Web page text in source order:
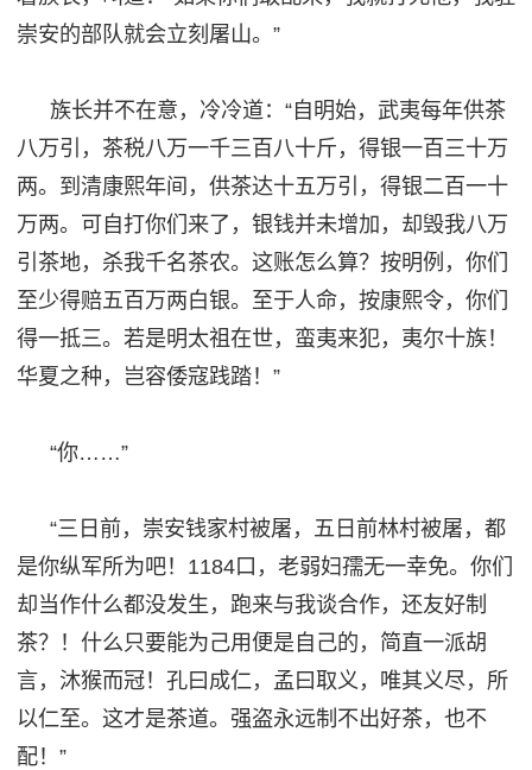
崇安的部队就会立刻屠山。”
族长并不在意，冷冷道： “自明始，武夷每年供茶
八万引，茶税八万一千三百八十斤，得银一百三十万
两。到清康熙年间，供茶达十五万引，得银二百一十
万两。可自打你们来了，银钱并未增加，却毁我八万
引茶地，杀我千名茶农。这账怎么算？按明例，你们
至少得赔五百万两白银。至于人命，按康熙令，你们
得一抵三。若是明太祖在世，蛮夷来犯，夷尔十族！
华夏之种，岂容倭寇践踏！”
“你……”
“三日前，崇安钱家村被屠，五日前林村被屠，都
是你纵军所为吧！1184口，老弱妇孺无一幸免。你们
却当作什么都没发生，跑来与我谈合作，还友好制
茶？！什么只要能为己用便是自己的，简直一派胡
言，沐猴而冠！孔曰成仁，孟曰取义，唯其义尽，所
以仁至。这才是茶道。强盗永远制不出好茶，也不
配！”